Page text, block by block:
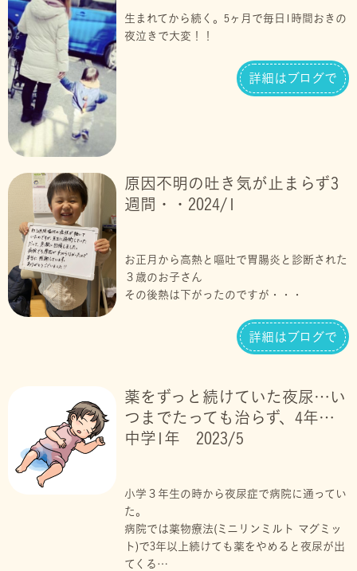
生まれてから続く。5ヶ月で毎日1時間おきの
夜泣きで大変！！
詳細はブログで
原因不明の吐き気が止まらず3
週間・・2024/1
お正月から高熱と嘔吐で胃腸炎と診断された
３歳のお子さん
その後熱は下がったのですが・・・
詳細はブログで
薬をずっと続けていた夜尿…い
つまでたっても治らず、4年…
中学1年 2023/5
小学３年生の時から夜尿症で病院に通ってい
た。
病院では薬物療法(ミニリンミルト マグミッ
ト)で3年以上続けても薬をやめると夜尿が出
てくる…